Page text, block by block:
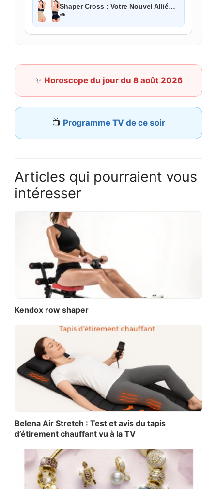
Shaper Cross : Votre Nouvel Allié…
➔
✨ Horoscope du jour du 8 août 2026
📺 Programme TV de ce soir
Articles qui pourraient vous
intéresser
Kendox row shaper
Belena Air Stretch : Test et avis du tapis
d’étirement chauffant vu à la TV